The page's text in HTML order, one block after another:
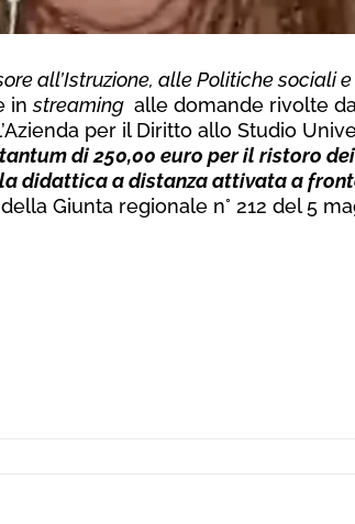
all’Istruzione, alle Politiche sociali
instreaming alle domande rivolte
per il Diritto allo Studio
di 250,00 euro per il ristoro
didattica a distanza attivata a
Giunta regionale n° 212 del 5